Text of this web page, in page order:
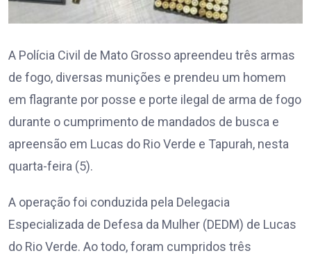
A Polícia Civil de Mato Grosso apreendeu três armas
de fogo, diversas munições e prendeu um homem
em flagrante por posse e porte ilegal de arma de fogo
durante o cumprimento de mandados de busca e
apreensão em Lucas do Rio Verde e Tapurah, nesta
quarta-feira (5).
A operação foi conduzida pela Delegacia
Especializada de Defesa da Mulher (DEDM) de Lucas
do Rio Verde. Ao todo, foram cumpridos três